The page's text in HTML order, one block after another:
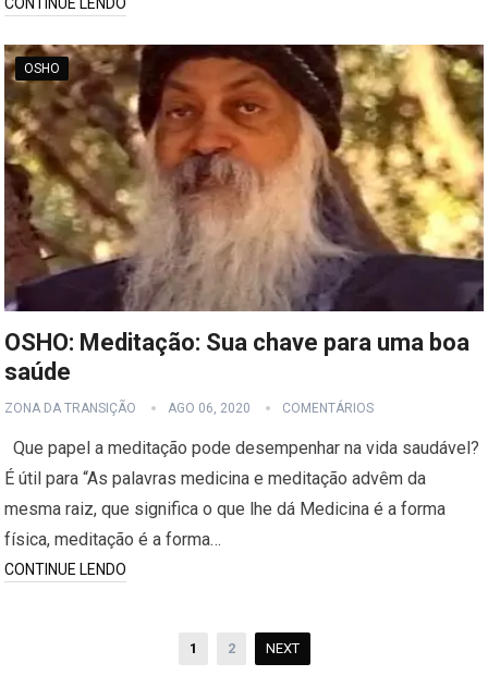
OSHO
OSHO: Meditação: Sua chave para uma boa
saúde
ZONA DA TRANSIÇÃO AGO 06, 2020 COMENTÁRIOS
Que papel a meditação pode desempenhar na vida saudável?
É útil para “As palavras medicina e meditação advêm da
mesma raiz, que significa o que lhe dá Medicina é a forma
física, meditação é a forma…
CONTINUE LENDO
1 2 NEXT